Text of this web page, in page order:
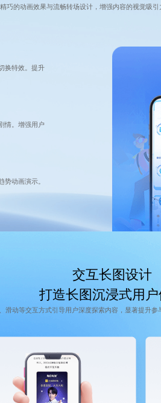
巧的动画效果与流畅转场设计，增强内容的视觉吸
换特效。提升
情。增强用户
动画演示。
交互长图设计
打造长图沉浸式用
滑动等交互方式引导用户深度探索内容，显著提升